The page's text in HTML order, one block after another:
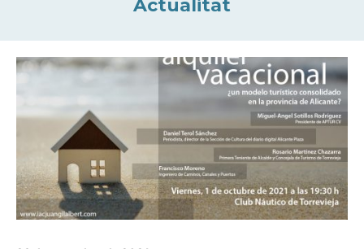
Actualitat